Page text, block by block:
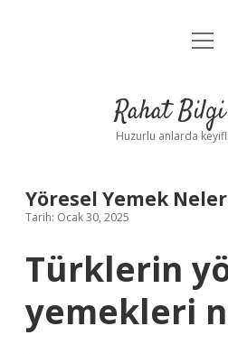
Anasayfa
Yasal
Rahat Bilgi
Huzurlu anlarda
Yöresel Yemek
Tarih: Ocak 30, 2025
Türklerin
yemekleri